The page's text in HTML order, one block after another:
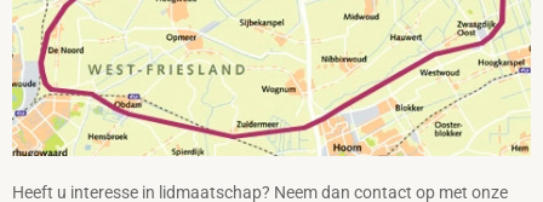
Heeft u interesse in lidmaatschap? Neem dan contact op met onze